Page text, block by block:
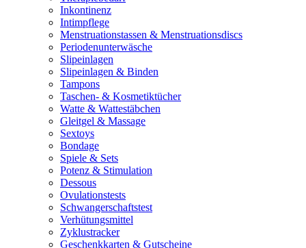
Inkontinenz
Intimpflege
Menstruationstassen & Menstruationsdiscs
Periodenunterwäsche
Slipeinlagen
Slipeinlagen & Binden
Tampons
Taschen- & Kosmetiktücher
Watte & Wattestäbchen
Gleitgel & Massage
Sextoys
Bondage
Spiele & Sets
Potenz & Stimulation
Dessous
Ovulationstests
Schwangerschaftstest
Verhütungsmittel
Zyklustracker
Geschenkkarten & Gutscheine